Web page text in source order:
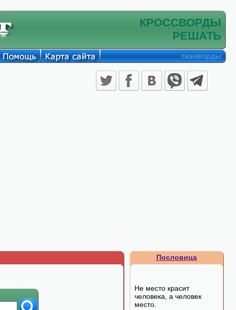
КРОССВОРДЫ
РЕШАТЬ
сканворды
Пословица
Не место красит
человека, а человек
место.